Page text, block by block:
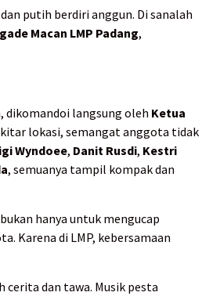
putih berdiri anggun. Di sanalah
Macan LMP Padang,
dikomandoi langsung oleh Ketua
lokasi, semangat anggota tidak
Wyndoee, Danit Rusdi, Kestri
, semuanya tampil kompak dan
hanya untuk mengucap
Karena di LMP, kebersamaan
cerita dan tawa. Musik pesta